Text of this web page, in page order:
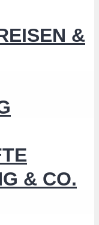
&
& CO.